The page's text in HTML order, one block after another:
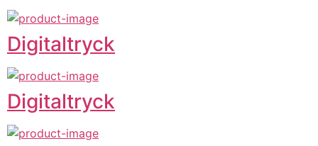
Digitaltryck
Digitaltryck